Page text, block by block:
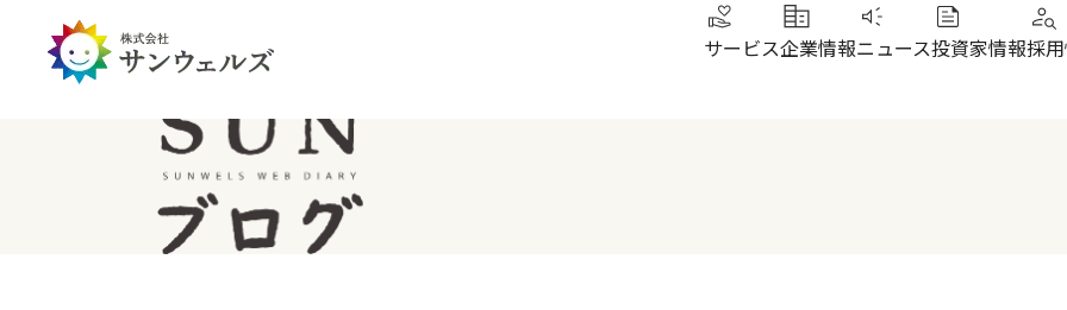
サービス
全国 PDハウス
北陸 介護生活のアイテム
企業情報
企業情報トップ
サステナビリティ
ニュース投資家情報
投資家情報トップ
経営情報
採